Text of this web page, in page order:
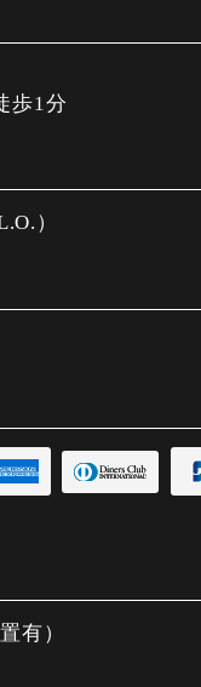
歩1分
）
有）